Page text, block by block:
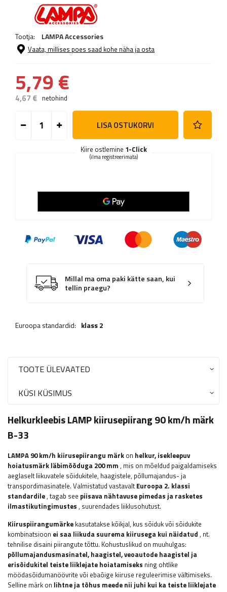
Tootja: LAMPA Accessories
Vaata, millises poes saad kohe näha ja osta
5,79 €
4,67 € netohind
LISA OSTUKORVI
Kiire ostlemine 1-Click
(ilma registreerimata)
Millal ma oma paki kätte saan, kui
tellin praegu?
Euroopa standardid: klass 2
TOOTE ÜLEVAATED
KÜSI KÜSIMUS
Helkurkleebis LAMP kiirusepiirang 90 km/h märk
B-33
LAMPA 90 km/h kiirusepiirangu märk on helkur, isekleepuv
hoiatusmärk läbimõõduga 200 mm , mis on mõeldud paigaldamiseks
aeglaselt liikuvatele sõidukitele, haagistele, põllumajandus- ja
transpordimasinatele. Valmistatud vastavaltEuroopa 2. klassi
standardile, tagab see piisava nähtavuse pimedas ja rasketes
ilmastikutingimustes , suurendades liiklusohutust.
Kiiruspiirangumärke kasutatakse kõikjal, kus sõiduk või sõidukite
kombinatsioon ei saa liikuda suurema kiirusega kui näidatud , nt.
tehnilise disaini piirangute tõttu. Kohustuslikud on muuhulgas:
põllumajandusmasinatel, haagistel, veoautode haagistel ja
erisõidukitel teiste liiklejate hoiatamiseks ning ohtlike
möödasõidumanöövrite või ebaõige kiiruse reguleerimise vältimiseks.
Selline märk on lihtne ja tõhus meede nii juhi kui ka teiste liiklejate